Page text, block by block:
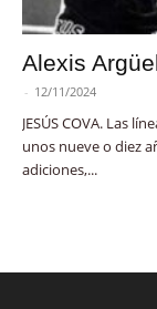
Alexis
- 12/11/2024
JESÚS COVA. Las
unos nueve o diez
adiciones,...